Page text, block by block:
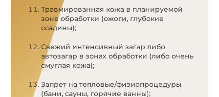
Травмированная кожа в планируемой
зоне обработки (ожоги, глубокие
ссадины);
Свежий интенсивный загар либо
автозагар в зонах обработки (либо очень
смуглая кожа);
Запрет на тепловые/физиопроцедуры
(бани, сауны, горячие ванны);